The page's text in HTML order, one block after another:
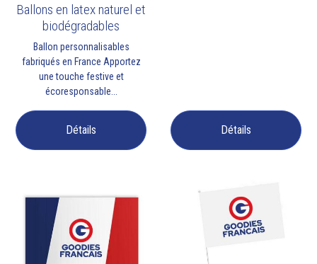
Ballons en latex naturel et
biodégradables
Ballon personnalisables
fabriqués en France Apportez
une touche festive et
écoresponsable...
Détails Détails